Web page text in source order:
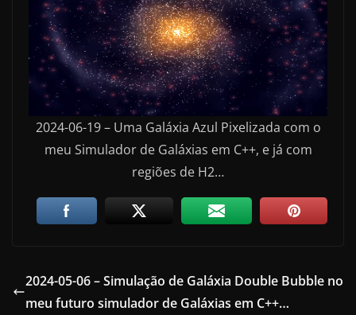
2024-06-19 – Uma Galáxia Azul Pixelizada com o
meu Simulador de Galáxias em C++, e já com
regiões de H2…
2024-05-06 – Simulação de Galáxia Double Bubble no
meu futuro simulador de Galáxias em C++…